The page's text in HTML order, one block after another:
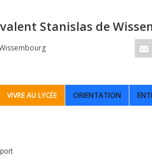
Stanislas de
VIVRE AU LYCÉE ORIENTATION